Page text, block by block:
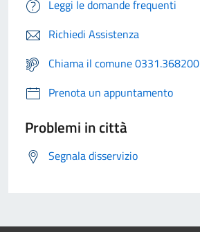
Leggi le domande frequenti
Richiedi Assistenza
Chiama il comune 0331.368200
Prenota un appuntamento
Problemi in città
Segnala disservizio